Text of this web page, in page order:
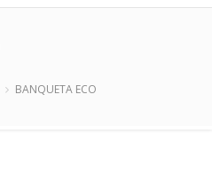
BANQUETA ECO